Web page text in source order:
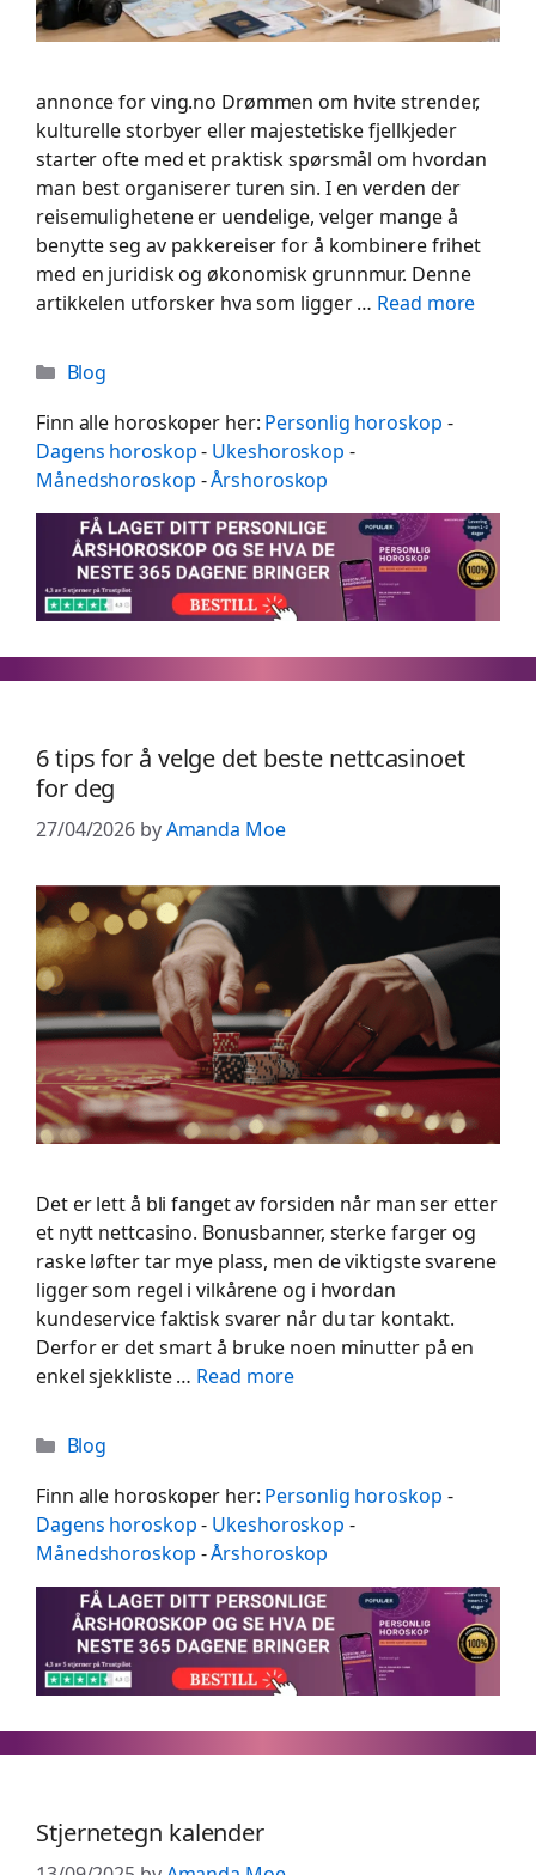
annonce for ving.no Drømmen om hvite strender,
kulturelle storbyer eller majestetiske fjellkjeder
starter ofte med et praktisk spørsmål om hvordan
man best organiserer turen sin. I en verden der
reisemulighetene er uendelige, velger mange å
benytte seg av pakkereiser for å kombinere frihet
med en juridisk og økonomisk grunnmur. Denne
artikkelen utforsker hva som ligger … Read more
Categories
Blog
Finn alle horoskoper her: Personlig horoskop -
Dagens horoskop- Ukeshoroskop -
Månedshoroskop -Årshoroskop
6 tips for å velge det beste nettcasinoet
for deg
27/04/2026 byAmanda Moe
Det er lett å bli fanget av forsiden når man ser etter
et nytt nettcasino. Bonusbanner, sterke farger og
raske løfter tar mye plass, men de viktigste svarene
ligger som regel i vilkårene og i hvordan
kundeservice faktisk svarer når du tar kontakt.
Derfor er det smart å bruke noen minutter på en
enkel sjekkliste … Read more
Categories
Blog
Finn alle horoskoper her: Personlig horoskop -
Dagens horoskop- Ukeshoroskop -
Månedshoroskop -Årshoroskop
Stjernetegn kalender